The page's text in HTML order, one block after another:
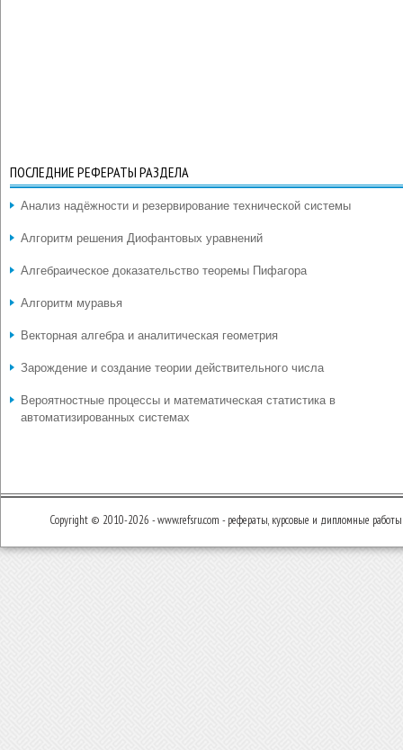
ПОСЛЕДНИЕ РЕФЕРАТЫ РАЗДЕЛА
Анализ надёжности и резервирование технической системы
Алгоритм решения Диофантовых уравнений
Алгебраическое доказательство теоремы Пифагора
Алгоритм муравья
Векторная алгебра и аналитическая геометрия
Зарождение и создание теории действительного числа
Вероятностные процессы и математическая статистика в
автоматизированных системах
Copyright © 2010-2026 - www.refsru.com - рефераты, курсовые и дипломные работы